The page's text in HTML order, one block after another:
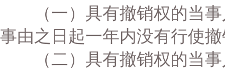
（一）具有撤销权的当事
事由之日起一年内没有行使
（二）具有撤销权的当事